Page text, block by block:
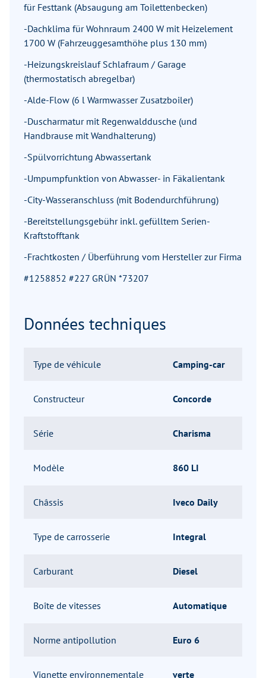
für Festtank (Absaugung am Toilettenbecken)
-Dachklima für Wohnraum 2400 W mit Heizelement
1700 W (Fahrzeuggesamthöhe plus 130 mm)
-Heizungskreislauf Schlafraum / Garage
(thermostatisch abregelbar)
-Alde-Flow (6 l Warmwasser Zusatzboiler)
-Duscharmatur mit Regenwalddusche (und
Handbrause mit Wandhalterung)
-Spülvorrichtung Abwassertank
-Umpumpfunktion von Abwasser- in Fäkalientank
-City-Wasseranschluss (mit Bodendurchführung)
-Bereitstellungsgebühr inkl. gefülltem Serien-
Kraftstofftank
-Frachtkosten / Überführung vom Hersteller zur Firma
#1258852 #227 GRÜN *73207
Données techniques
Type de véhicule Camping-car
Constructeur Concorde
Série Charisma
Modèle 860 LI
Châssis Iveco Daily
Type de carrosserie Integral
Carburant Diesel
Boîte de vitesses Automatique
Norme antipollution Euro 6
Vignette environnementale verte